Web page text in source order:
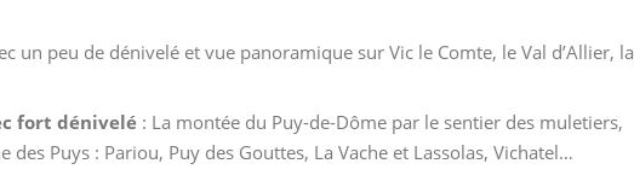
un peu de dénivelé et vue panoramique sur Vic le Comte, le Val d’Allier, la
fort dénivelé : La montée du Puy-de-Dôme par le sentier des muletiers,
des Puys : Pariou, Puy des Gouttes, La Vache et Lassolas, Vichatel…